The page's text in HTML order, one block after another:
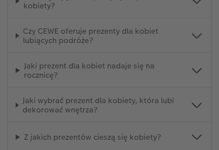
kobiety?
Czy CEWE oferuje prezenty dla kobiet
lubiących podróże?
Jaki prezent dla kobiet nadaje się na
rocznicę?
Jaki wybrać prezent dla kobiety, która lubi
dekorować wnętrza?
Z jakich prezentów cieszą się kobiety?